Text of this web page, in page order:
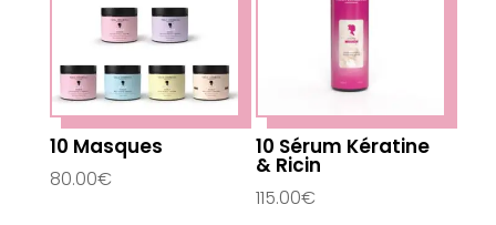
10 Masques
80.00€
10 Sérum Kératine
& Ricin
115.00€